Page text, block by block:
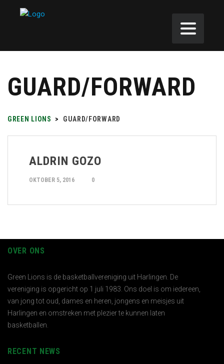
GUARD/FORWARD
GREEN LIONS > GUARD/FORWARD
ALDRIN GOZO
OKTOBER 5, 2016 0
OVER ONS
Green Lions is de basketballvereniging uit Harlingen. De
vereniging is opgericht op 1 juli 1983. Ons doel is om iedereen,
van jong tot oud, dames en heren, jongens en meisjes uit
Harlingen en omstreken met plezier te kunnen laten
basketballen.
RECENT NEWS